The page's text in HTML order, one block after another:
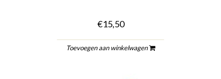
€15,50
Toevoegen aan winkelwagen